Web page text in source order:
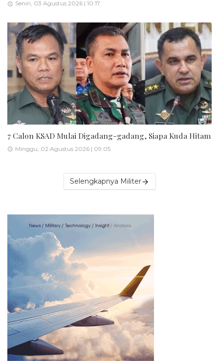
Senin, 03 Agustus 2026 | 10:17
7 Calon KSAD Mulai Digadang-gadang, Siapa Kuda Hitam
Minggu, 02 Agustus 2026 | 09:05
Selengkapnya Militer